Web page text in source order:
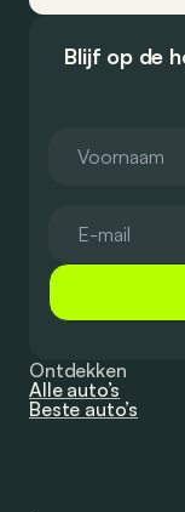
Blijf op de
Ontdekken
Alle auto’s
Beste auto’s